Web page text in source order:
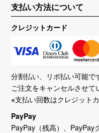
支払い方法について
クレジットカード
分割払い、リボ払い可能で
ご注文をキャンセルさせて
※支払い回数はクレジット
PayPay
PayPay（残高）、PayPay